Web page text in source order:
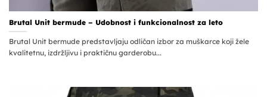
Brutal Unit bermude – Udobnost i funkcionalnost za leto
Brutal Unit bermude predstavljaju odličan izbor za muškarce koji žele
kvalitetnu, izdržljivu i praktičnu garderobu...